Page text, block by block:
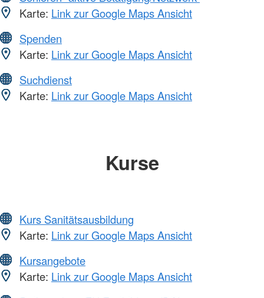
Karte: Link zur Google Maps Ansicht
Spenden
Karte: Link zur Google Maps Ansicht
Suchdienst
Karte: Link zur Google Maps Ansicht
Kurse
Kurs Sanitätsausbildung
Karte: Link zur Google Maps Ansicht
Kursangebote
Karte: Link zur Google Maps Ansicht